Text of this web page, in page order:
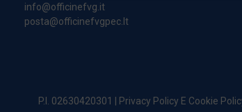
info@officinefvg.it
posta@officinefvgpec.It
P.I. 02630420301 | Privacy Policy E Cookie